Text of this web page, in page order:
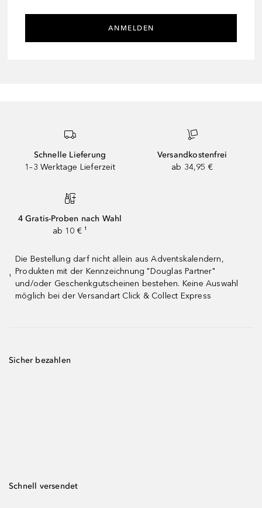
ANMELDEN
Schnelle Lieferung
1–3 Werktage Lieferzeit
Versandkostenfrei
ab 34,95 €
4 Gratis-Proben nach Wahl
ab 10 € ¹
¹
Die Bestellung darf nicht allein aus Adventskalendern,
Produkten mit der Kennzeichnung "Douglas Partner"
und/oder Geschenkgutscheinen bestehen. Keine Auswahl
möglich bei der Versandart Click & Collect Express
Sicher bezahlen
Schnell versendet